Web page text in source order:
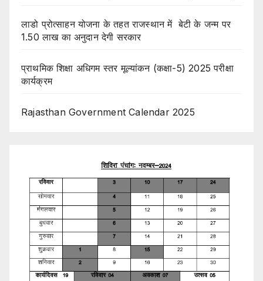
लाडो प्रोत्साहन योजना के तहत राजस्थान में बेटी के जन्म पर
1.50 लाख का अनुदान देगी सरकार
प्राथमिक शिक्षा अधिगम स्तर मूल्यांकन (कक्षा-5) 2025 परीक्षा
कार्यक्रम
Rajasthan Government Calendar 2025